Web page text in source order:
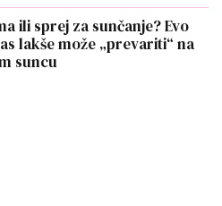
ili sprej za sunčanje? Evo
lakše može „prevariti“ na
suncu